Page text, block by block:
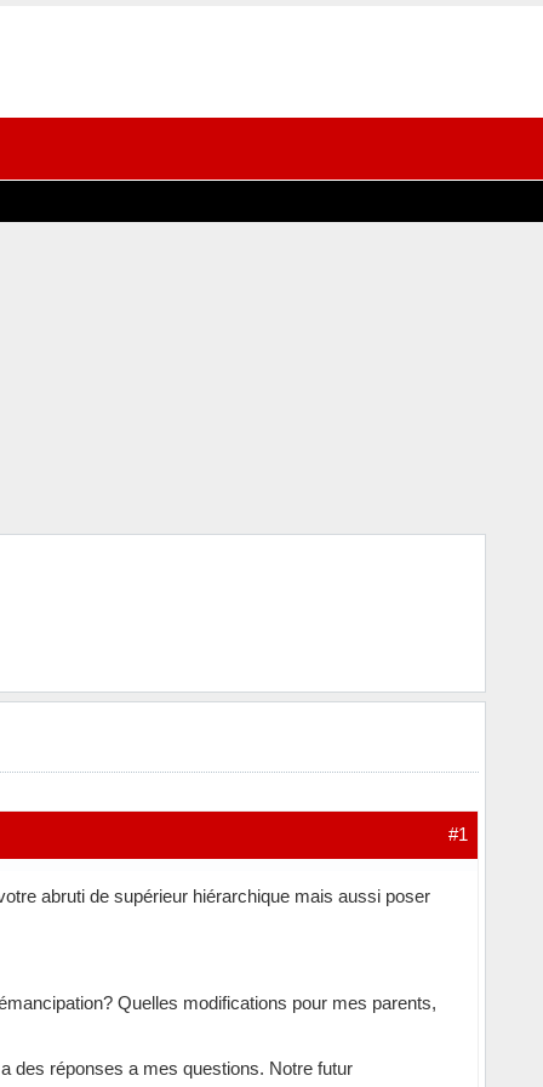
#1
abruti de supérieur hiérarchique mais aussi poser
Quelles modifications pour mes parents,
des réponses a mes questions. Notre futur